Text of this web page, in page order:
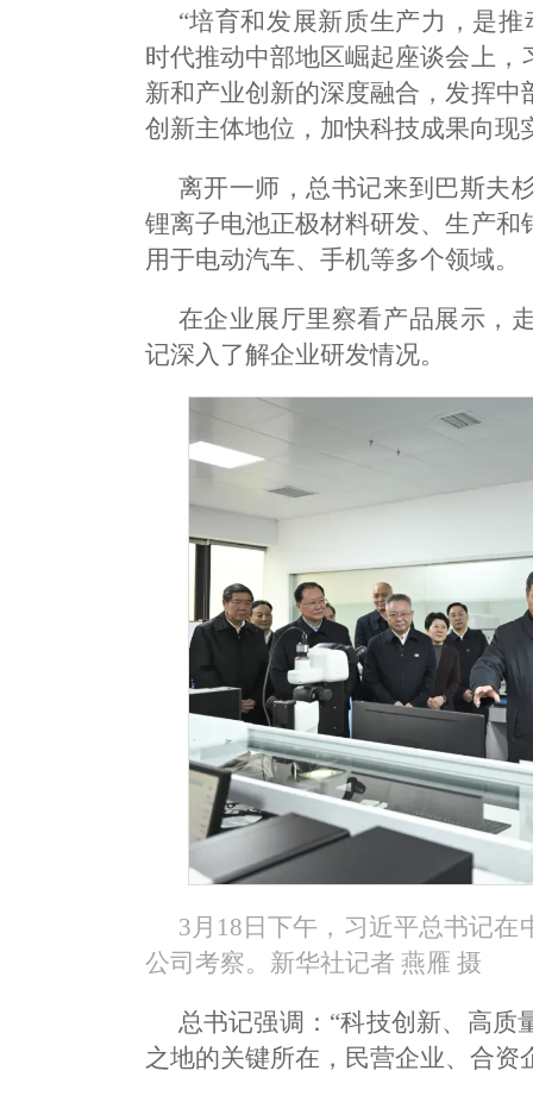
“培育和发展新质生产力，是
时代推动中部地区崛起座谈会上
新和产业创新的深度融合，发挥
创新主体地位，加快科技成果向现
离开一师，总书记来到巴斯夫
锂离子电池正极材料研发、生产
用于电动汽车、手机等多个领域。
在企业展厅里察看产品展示，
记深入了解企业研发情况。
3月18日下午，习近平总书记
公司考察。新华社记者 燕雁 摄
总书记强调：“科技创新、高质
之地的关键所在，民营企业、合资